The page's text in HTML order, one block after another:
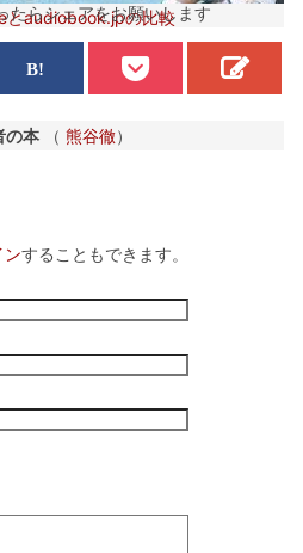
とaudiobook.jpの比較
たらシェアをお願いします
の本 （ 熊谷徹）
ンすることもできます。